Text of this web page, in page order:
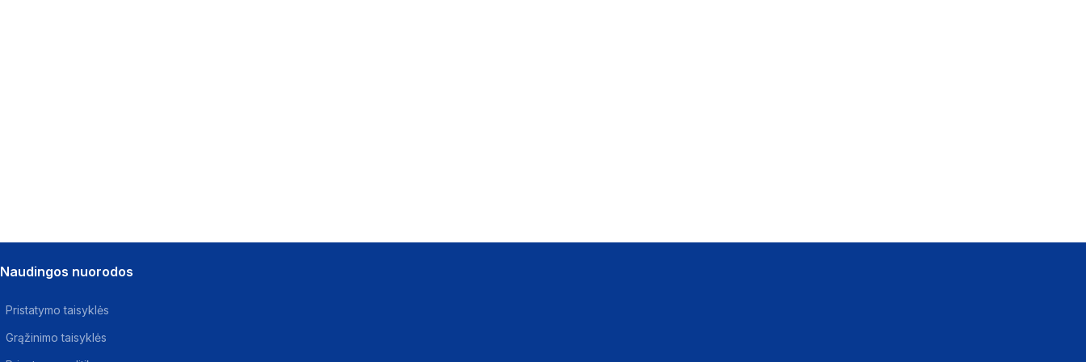
Naudingos nuorodos
Pristatymo taisyklės
Grąžinimo taisyklės